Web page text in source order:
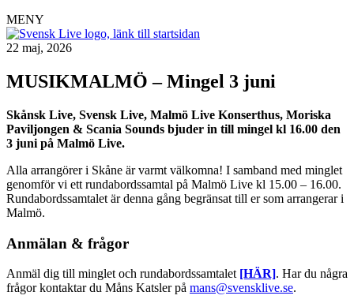
MENY
22 maj, 2026
MUSIKMALMÖ – Mingel 3 juni
Skånsk Live, Svensk Live, Malmö Live Konserthus, Moriska
Paviljongen & Scania Sounds bjuder in till mingel kl 16.00 den
3 juni på Malmö Live.
Alla arrangörer i Skåne är varmt välkomna! I samband med minglet
genomför vi ett rundabordssamtal på Malmö Live kl 15.00 – 16.00.
Rundabordssamtalet är denna gång begränsat till er som arrangerar i
Malmö.
Anmälan & frågor
Anmäl dig till minglet och rundabordssamtalet [HÄR]. Har du några
frågor kontaktar du Måns Katsler på mans@svensklive.se.